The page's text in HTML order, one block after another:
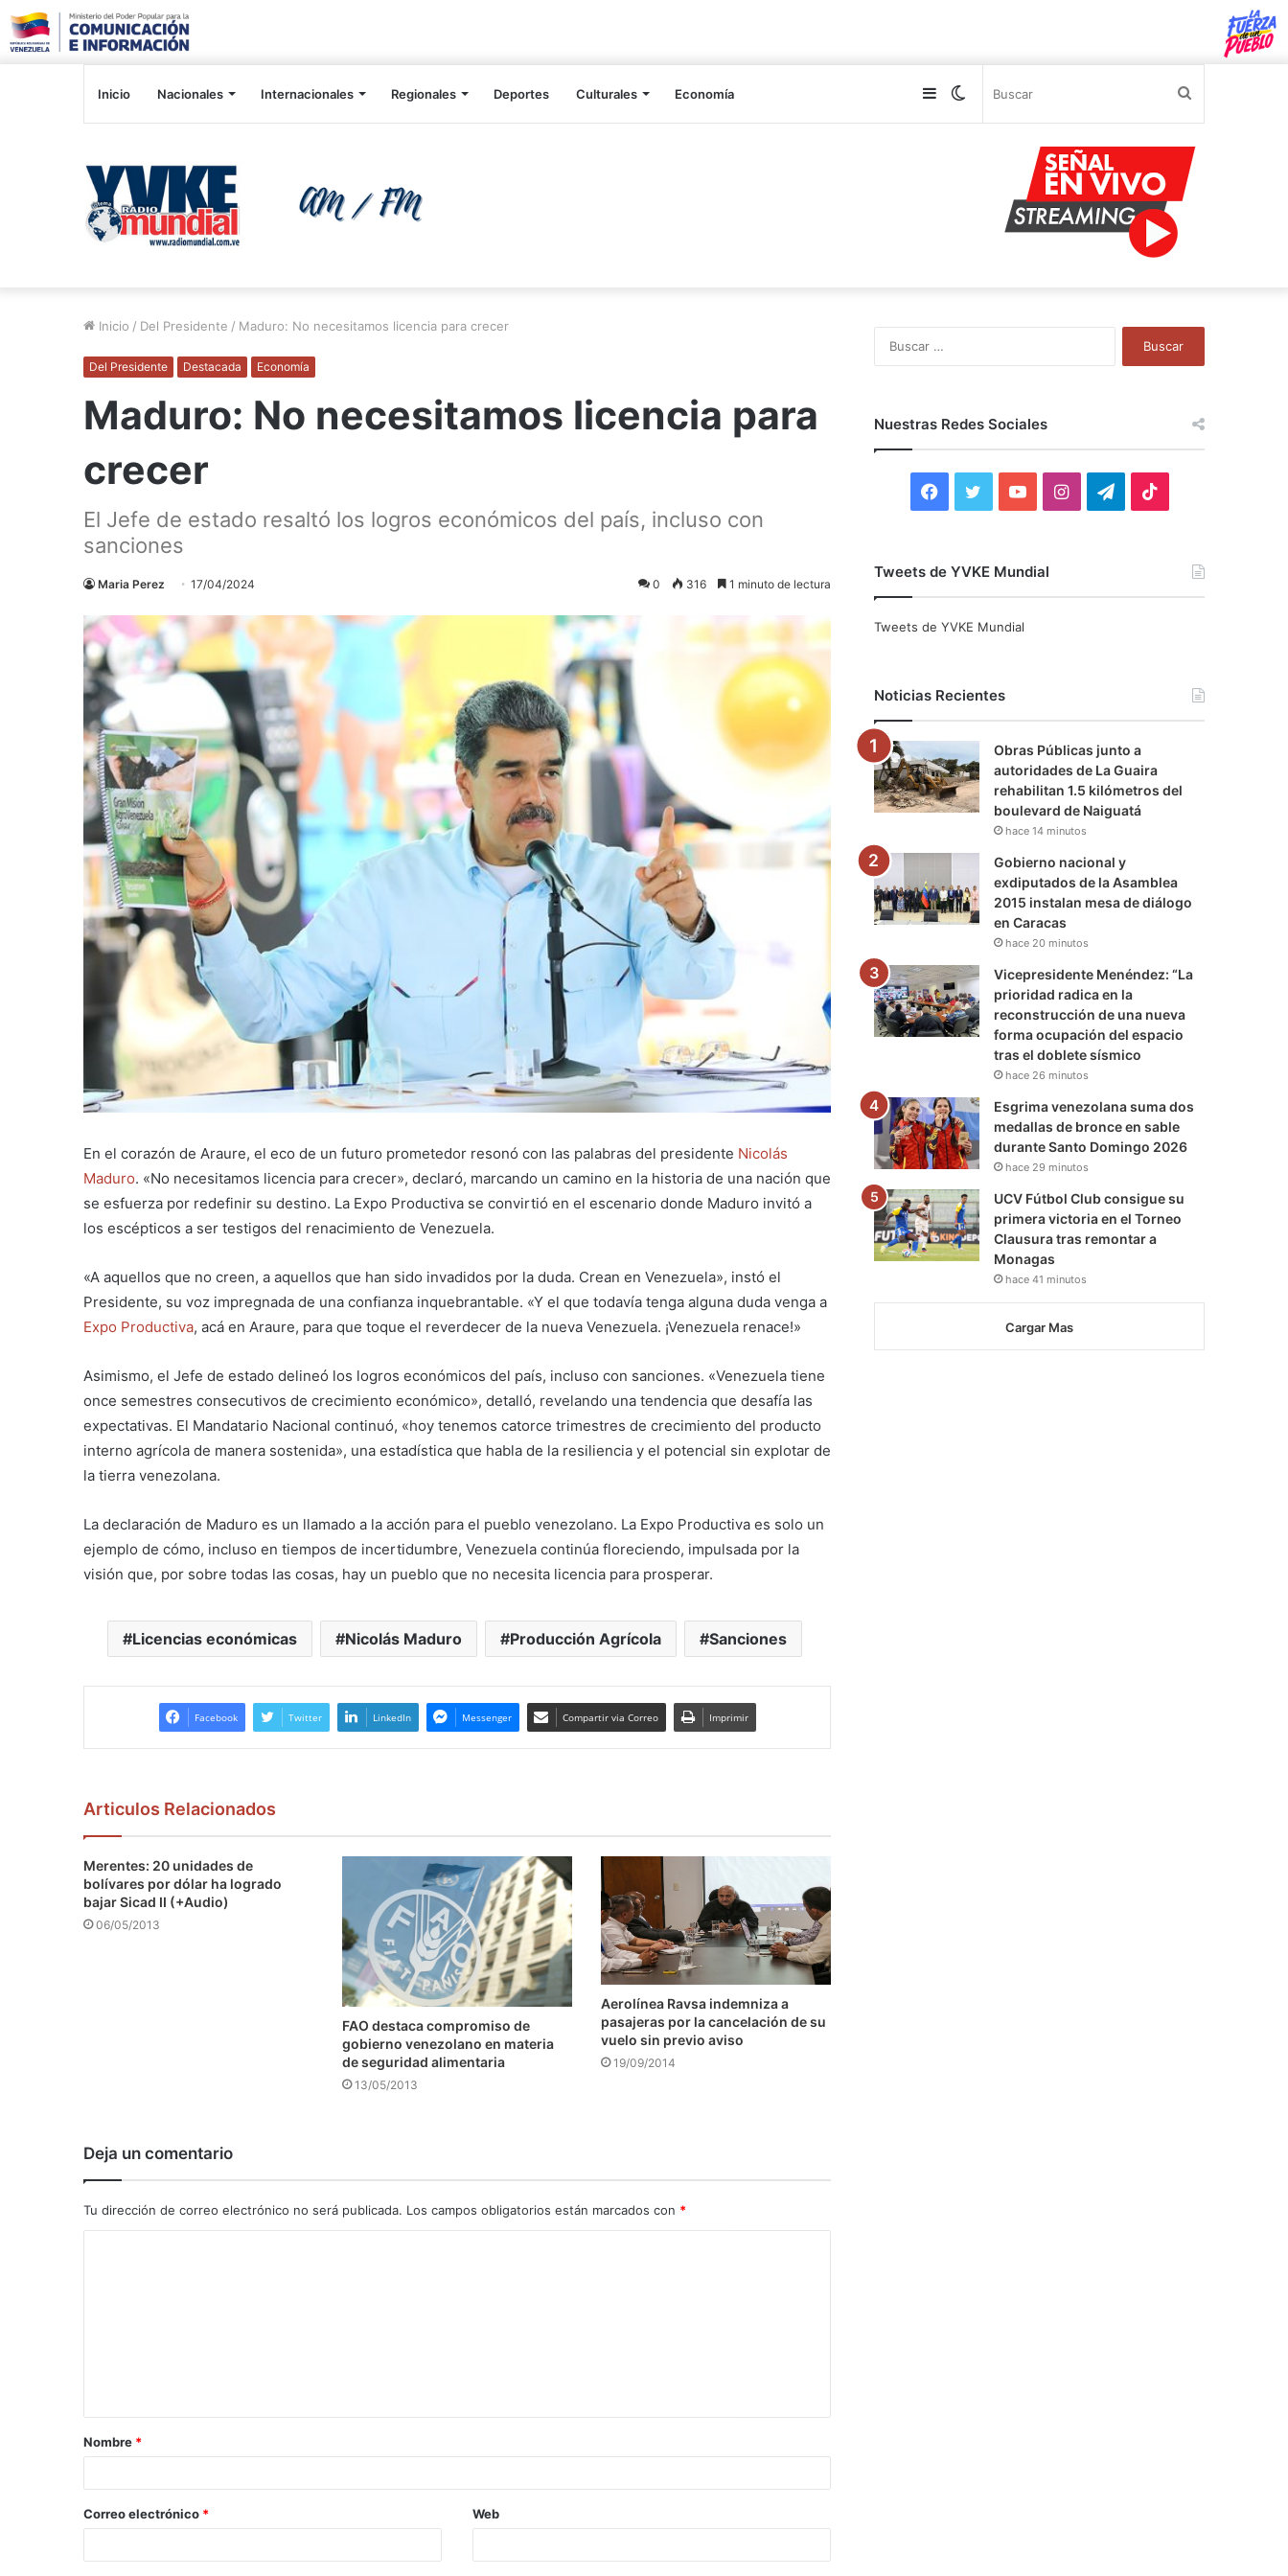
Inicio Nacionales Internacionales Regionales Deportes Culturales Economía Switch
Sidebar
Inicio / Del Presidente / Maduro: No necesitamos licencia para crecer
Del Presidente Destacada Economía
Maduro: No necesitamos licencia para
crecer
El Jefe de estado resaltó los logros económicos del país, incluso con
sanciones
Maria Perez 17/04/2024 0 316 1 minuto de lectura
En el corazón de Araure, el eco de un futuro prometedor resonó con las palabras del presidente Nicolás
Maduro. «No necesitamos licencia para crecer», declaró, marcando un camino en la historia de una nación que
se esfuerza por redefinir su destino. La Expo Productiva se convirtió en el escenario donde Maduro invitó a
los escépticos a ser testigos del renacimiento de Venezuela.
«A aquellos que no creen, a aquellos que han sido invadidos por la duda. Crean en Venezuela», instó el
Presidente, su voz impregnada de una confianza inquebrantable. «Y el que todavía tenga alguna duda venga a
Expo Productiva, acá en Araure, para que toque el reverdecer de la nueva Venezuela. ¡Venezuela renace!»
Asimismo, el Jefe de estado delineó los logros económicos del país, incluso con sanciones. «Venezuela tiene
once semestres consecutivos de crecimiento económico», detalló, revelando una tendencia que desafía las
expectativas. El Mandatario Nacional continuó, «hoy tenemos catorce trimestres de crecimiento del producto
interno agrícola de manera sostenida», una estadística que habla de la resiliencia y el potencial sin explotar de
la tierra venezolana.
La declaración de Maduro es un llamado a la acción para el pueblo venezolano. La Expo Productiva es solo un
ejemplo de cómo, incluso en tiempos de incertidumbre, Venezuela continúa floreciendo, impulsada por la
visión que, por sobre todas las cosas, hay un pueblo que no necesita licencia para prosperar.
Licencias económicas Nicolás Maduro Producción Agrícola Sanciones
Facebook Twitter LinkedIn Messenger Compartir via Correo Imprimir
Articulos Relacionados
Merentes: 20 unidades de
bolívares por dólar ha logrado
bajar Sicad II (+Audio)
06/05/2013
FAO destaca compromiso de
gobierno venezolano en materia
de seguridad alimentaria
13/05/2013
Aerolínea Ravsa indemniza a
pasajeras por la cancelación de su
vuelo sin previo aviso
19/09/2014
Deja un comentario
Tu dirección de correo electrónico no será publicada. Los campos obligatorios están marcados con *
a
r
*
Nombre *
Correo electrónico * Web
Nuestras Redes Sociales
F
c
o
k
i
r
Y
u
e
I
r
a
m
T
a
m
Tweets de YVKE Mundial
Tweets de YVKE Mundial
Noticias Recientes
Obras Públicas junto a
autoridades de La Guaira
rehabilitan 1.5 kilómetros del
boulevard de Naiguatá
hace 14 minutos
Gobierno nacional y
exdiputados de la Asamblea
2015 instalan mesa de diálogo
en Caracas
hace 20 minutos
Vicepresidente Menéndez: “La
prioridad radica en la
reconstrucción de una nueva
forma ocupación del espacio
tras el doblete sísmico
hace 26 minutos
Esgrima venezolana suma dos
medallas de bronce en sable
durante Santo Domingo 2026
hace 29 minutos
UCV Fútbol Club consigue su
primera victoria en el Torneo
Clausura tras remontar a
Monagas
hace 41 minutos
Cargar Mas